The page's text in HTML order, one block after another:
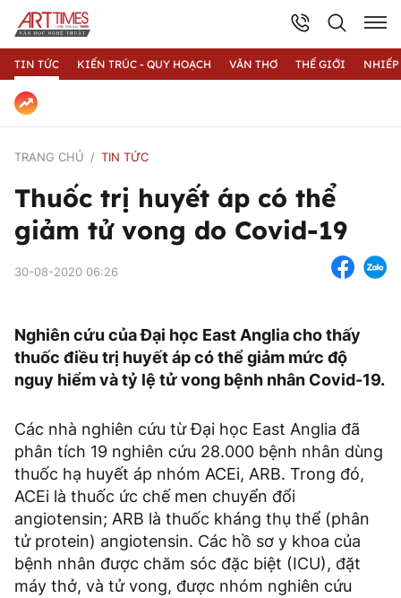
TIN TỨC KIẾN TRÚC - QUY HOẠCH VĂN THƠ THẾ GIỚI
TRANG CHỦ TIN TỨC
Thuốc trị huyết áp có thể
giảm tử vong do Covid-19
30-08-2020 06:26
Nghiên cứu của Đại học East Anglia cho thấy
thuốc điều trị huyết áp có thể giảm mức độ
nguy hiểm và tỷ lệ tử vong bệnh nhân Covid-19.
Các nhà nghiên cứu từ Đại học East Anglia đã
phân tích 19 nghiên cứu 28.000 bệnh nhân dùng
thuốc hạ huyết áp nhóm ACEi, ARB. Trong đó,
ACEi là thuốc ức chế men chuyển đổi
angiotensin; ARB là thuốc kháng thụ thể (phân
tử protein) angiotensin. Các hồ sơ y khoa của
bệnh nhân được chăm sóc đặc biệt (ICU), đặt
máy thở, và tử vong, được nhóm nghiên cứu